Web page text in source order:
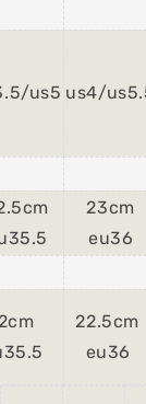
us5 us4/
23cm
eu36
22.5cm
eu36